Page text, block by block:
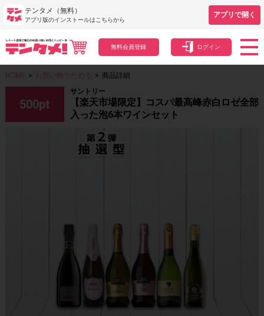
テンタメ（無料）
アプリ版のインストールはこちらから
アプリで開く
無料会員登録 ログイン
HOME > お買い物でためる > 商品詳細
500pt
サントリー
【楽天市場限定】コスパ最高峰赤白ロゼ全部
入った泡6本ワインセット